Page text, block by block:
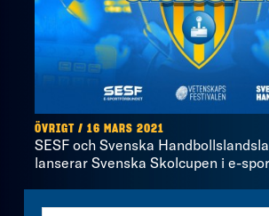
ÖVRIGT / 16 MARS 2021
SESF och Svenska
lanserar Svenska Skolcupen i e-